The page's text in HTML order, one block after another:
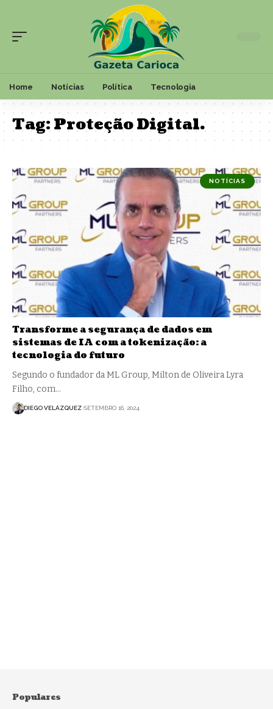
Home Notícias Política Tecnologia
Tag:Proteção Digital.
NOTÍCIAS
Transforme a segurança de dados em
sistemas de IA com a tokenização: a
tecnologia do futuro
Segundo o fundador da ML Group, Milton de Oliveira Lyra
Filho, com…
DIEGO VELÁZQUEZ SETEMBRO 16, 2024
Populares